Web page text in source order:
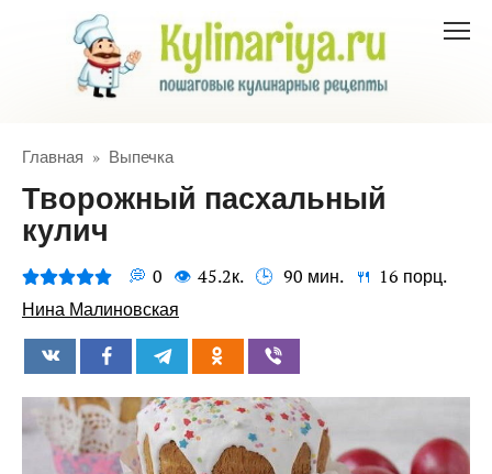
Главная » Выпечка
Творожный пасхальный
кулич
0 45.2к. 90 мин.
16 порц.
Нина Малиновская